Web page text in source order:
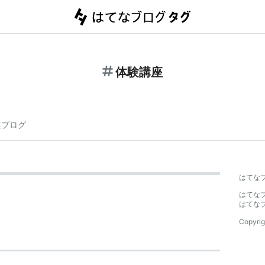
体験講座
ログ
はてな
はてな
はてな